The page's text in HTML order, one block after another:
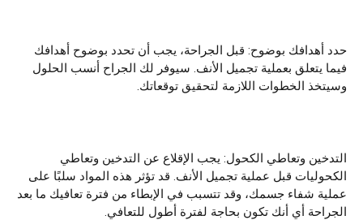
حدد أهدافك بوضوح: قبل الجراحة، يجب أن تحدد بوضوح أهدافك
فيما يتعلق بعملية تجميل الأنف. سيوفر لك الجراح أنسب الحلول
وسيتخذ الخطوات اللازمة لتحقيق توقعاتك.
التدخين وتعاطي الكحول: يجب الإقلاع عن التدخين وتعاطي
الكحوليات قبل عملية تجميل الأنف. قد تؤثر هذه المواد سلبًا على
عملية شفاء جسمك، وقد تتسبب في الإبطاء من فترة تعافيك ما بعد
الجراحة أي أنك تكون بحاجة لفترة أطول للتعافي.